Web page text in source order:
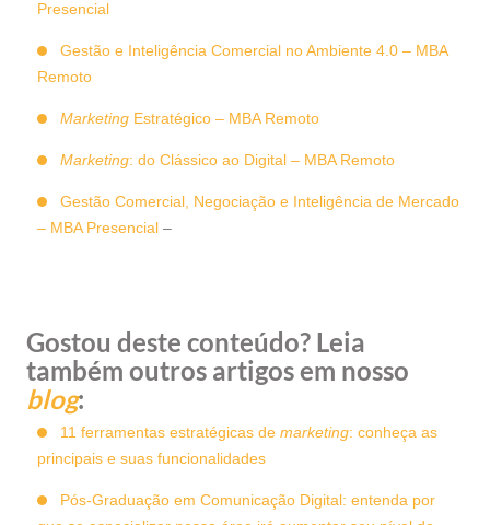
Presencial
Gestão e Inteligência Comercial no Ambiente 4.0 – MBA
Remoto
Marketing Estratégico – MBA Remoto
Marketing: do Clássico ao Digital – MBA Remoto
Gestão Comercial, Negociação e Inteligência de Mercado
– MBA Presencial –
Gostou deste conteúdo? Leia
também outros artigos em nosso
blog:
11 ferramentas estratégicas de marketing: conheça as
principais e suas funcionalidades
Pós-Graduação em Comunicação Digital: entenda por